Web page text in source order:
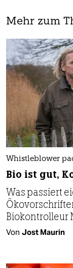
Mehr zum
Whistleblower
Bio ist gut,
Was passiert
Biokontrolleur
Von Jost Maurin